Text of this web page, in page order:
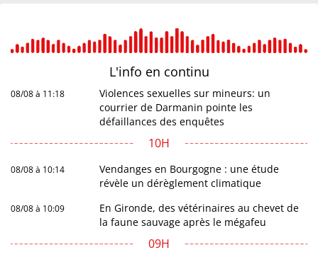
L'info en continu
08/08 à 11:18
Violences sexuelles sur mineurs: un
courrier de Darmanin pointe les
défaillances des enquêtes
10H
08/08 à 10:14
Vendanges en Bourgogne : une étude
révèle un dérèglement climatique
08/08 à 10:09
En Gironde, des vétérinaires au chevet de
la faune sauvage après le mégafeu
09H